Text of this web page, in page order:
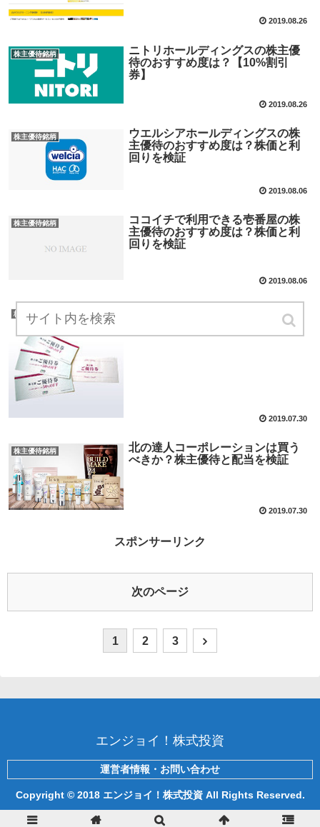
2019.08.26
株主優待銘柄
ニトリホールディングスの株主優
待のおすすめ度は？【10%割引
券】
2019.08.26
株主優待銘柄
ウエルシアホールディングスの株
主優待のおすすめ度は？株価と利
回りを検証
2019.08.06
株主優待銘柄
ココイチで利用できる壱番屋の株
主優待のおすすめ度は？株価と利
回りを検証
2019.08.06
株主優待銘柄
2019.07.30
株主優待銘柄
北の達人コーポレーションは買う
べきか？株主優待と配当を検証
2019.07.30
スポンサーリンク
次のページ
1 2 3
エンジョイ！株式投資
運営者情報・お問い合わせ
Copyright © 2018 エンジョイ！株式投資 All Rights Reserved.